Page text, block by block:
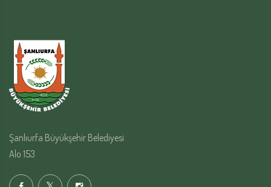
Şanlıurfa Büyükşehir Belediyesi
Alo 153